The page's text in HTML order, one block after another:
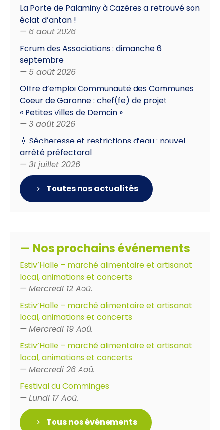
La Porte de Palaminy à Cazères a retrouvé son
éclat d’antan !
— 6 août 2026
Forum des Associations : dimanche 6
septembre
— 5 août 2026
Offre d’emploi Communauté des Communes
Coeur de Garonne : chef(fe) de projet
« Petites Villes de Demain »
— 3 août 2026
💧 Sécheresse et restrictions d’eau : nouvel
arrêté préfectoral
— 31 juillet 2026
Toutes nos actualités
— Nos prochains événements
Estiv’Halle – marché alimentaire et artisanat
local, animations et concerts
— Mercredi 12 Aoû.
Estiv’Halle – marché alimentaire et artisanat
local, animations et concerts
— Mercredi 19 Aoû.
Estiv’Halle – marché alimentaire et artisanat
local, animations et concerts
— Mercredi 26 Aoû.
Festival du Comminges
— Lundi 17 Aoû.
Tous nos événements